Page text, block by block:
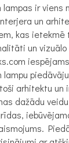
lampas ir viens
un
kas ietekmē
un
lampu
arhitektu un
dažādu